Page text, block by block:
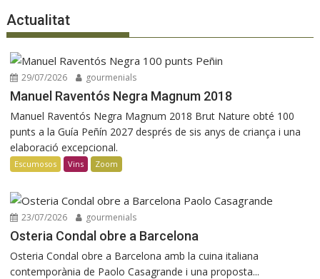
Actualitat
29/07/2026 gourmenials
Manuel Raventós Negra Magnum 2018
Manuel Raventós Negra Magnum 2018 Brut Nature obté 100
punts a la Guía Peñín 2027 després de sis anys de criança i una
elaboració excepcional.
Escumosos Vins Zoom
23/07/2026 gourmenials
Osteria Condal obre a Barcelona
Osteria Condal obre a Barcelona amb la cuina italiana
contemporània de Paolo Casagrande i una proposta...